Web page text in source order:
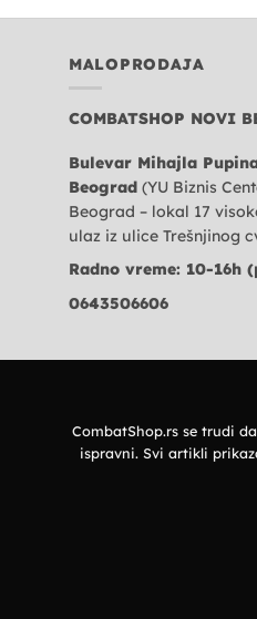
MALOPRODAJA
COMBATSHOP NOVI
Bulevar Mihajla
Beograd (YU Biznis
Beograd – lokal 17
ulaz iz ulice Trešnjinog
Radno vreme: 10-16h
0643506606
CombatShop.rs se trudi
ispravni. Svi artikli